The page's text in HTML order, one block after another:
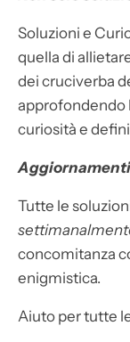
Soluzioni e
quella di
dei cruciverba
approfondendo
curiosità e
Tutte le
concomitanza
enigmistica.
Aiuto per tutte